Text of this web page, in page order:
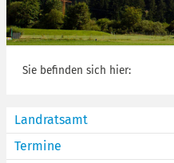
Sie befinden sich hier:
Landratsamt
Termine